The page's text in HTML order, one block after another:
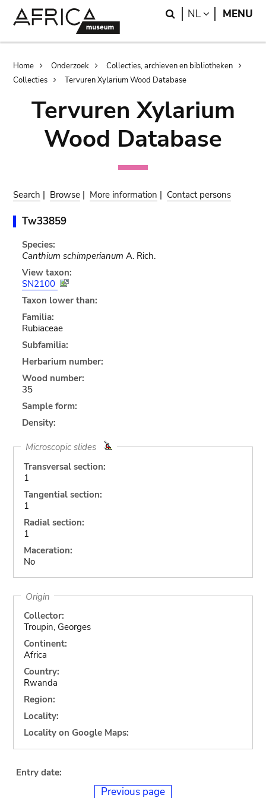
Search
NL LANGUAGE
MENU
Breadcrumb
Home Onderzoek
Collecties, archieven en bibliotheken
Collecties
Tervuren Xylarium Wood Database
Tervuren Xylarium
Wood Database
Search | Browse | More information | Contact persons
Tw33859
Species:
Canthium schimperianum A. Rich.
View taxon:
SN2100
Taxon lower than:
Familia:
Rubiaceae
Subfamilia:
Herbarium number:
Wood number:
35
Sample form:
Density:
Microscopic slides
Transversal section:
1
Tangential section:
1
Radial section:
1
Maceration:
No
Origin
Collector:
Troupin, Georges
Continent:
Africa
Country:
Rwanda
Region:
Locality:
Locality on Google Maps:
Entry date:
Previous page